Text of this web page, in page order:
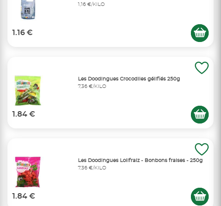
1,16 €/KILO
1.16 €
Les Doodingues Crocodiles gélifiés 250g
7,36 €/KILO
1.84 €
Les Doodingues Lolifraiz - Bonbons fraises - 250g
7,36 €/KILO
1.84 €